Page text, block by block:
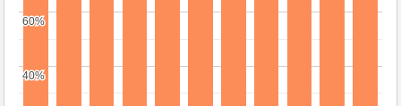
40%
40%
60%
60%